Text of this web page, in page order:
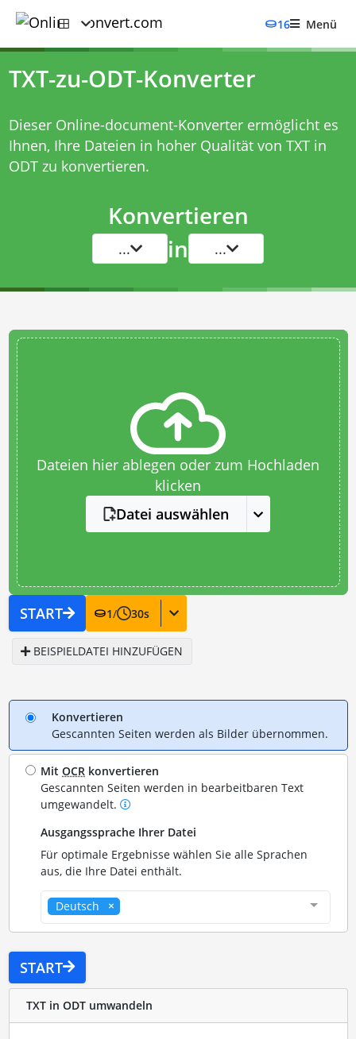
16 Menü
TXT-zu-ODT-Konverter
Dieser Online-document-Konverter ermöglicht es
Ihnen, Ihre Dateien in hoher Qualität von TXT in
ODT zu konvertieren.
Konvertieren
... in ...
Dateien hier ablegen oder zum Hochladen
klicken
Datei auswählen
START 1/ 30s
BEISPIELDATEI HINZUFÜGEN
Konvertieren
Gescannten Seiten werden als Bilder übernommen.
MitOCR konvertieren
Gescannten Seiten werden in bearbeitbaren Text
umgewandelt.
Ausgangssprache Ihrer Datei
Für optimale Ergebnisse wählen Sie alle Sprachen
aus, die Ihre Datei enthält.
Deutsch
START
TXT in ODT umwandeln